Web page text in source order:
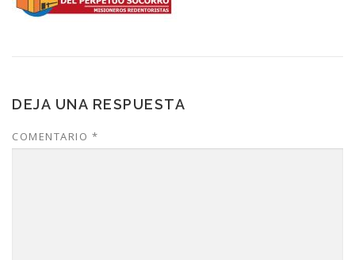
DEJA UNA RESPUESTA
COMENTARIO *